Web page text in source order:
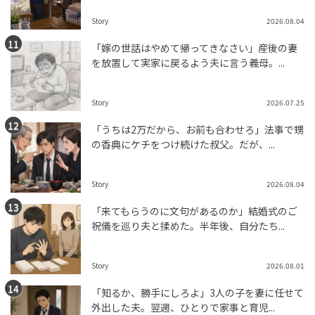
Story 2026.08.04
「嫁の世話はやめて帰ってきなさい」産後の妻
を放置して実家に戻るよう夫に言う義母。...
Story 2026.07.25
「うちは2万だから、お前も合わせろ」法事で甥
の香典にケチをつけ続けた叔父。だが、...
Story 2026.08.04
「来てもらうのに文句があるのか」結婚式のご
祝儀を巡り夫と揉めた。半年後、自分たち...
Story 2026.08.01
「知るか、勝手にしろよ」3人の子を妻に任せて
外出した夫。翌週、ひとりで家事と育児...